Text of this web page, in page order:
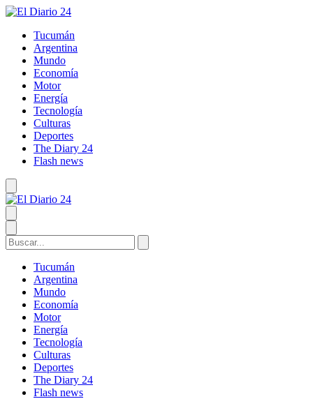
Tucumán
Argentina
Mundo
Economía
Motor
Energía
Tecnología
Culturas
Deportes
The Diary 24
Flash news
Tucumán
Argentina
Mundo
Economía
Motor
Energía
Tecnología
Culturas
Deportes
The Diary 24
Flash news